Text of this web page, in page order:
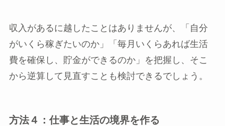
収入があるに越したことはありませんが、「自分
がいくら稼ぎたいのか」「毎月いくらあれば生活
費を確保し、貯金ができるのか」を把握し、そこ
から逆算して見直すことも検討できるでしょう。
方法４：仕事と生活の境界を作る